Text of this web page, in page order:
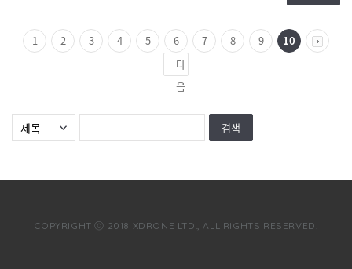
1 2 3 4 5 6 7 8 9
10
다
음
COPYRIGHT ⓒ 2018 XDRONE LTD., ALL RIGHTS RESERVED.